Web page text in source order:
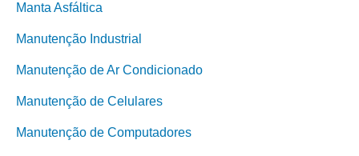
Manta Asfáltica
Manutenção Industrial
Manutenção de Ar Condicionado
Manutenção de Celulares
Manutenção de Computadores